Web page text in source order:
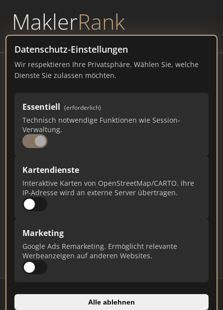
MaklerRank
powered byWAVEPOINT
Datenschutz-Einstellungen
Wir respektieren Ihre Privatsphäre. Wählen Sie, welche
Dienste Sie zulassen möchten.
Essentiell (erforderlich)
Technisch notwendige Funktionen wie Session-
Verwaltung.
Kartendienste
Interaktive Karten von OpenStreetMap/CARTO. Ihre
IP-Adresse wird an externe Server übertragen.
Marketing
Google Ads Remarketing. Ermöglicht relevante
Werbeanzeigen auf anderen Websites.
Alle ablehnen
Robert Decker Immobilien GmbH
rdecker.de
654
Ist das Ihr Unternehmen?
Verifizieren Sie Ihr Profil, bearbeiten Sie Ihre
Updates.
Profil beanspruchen